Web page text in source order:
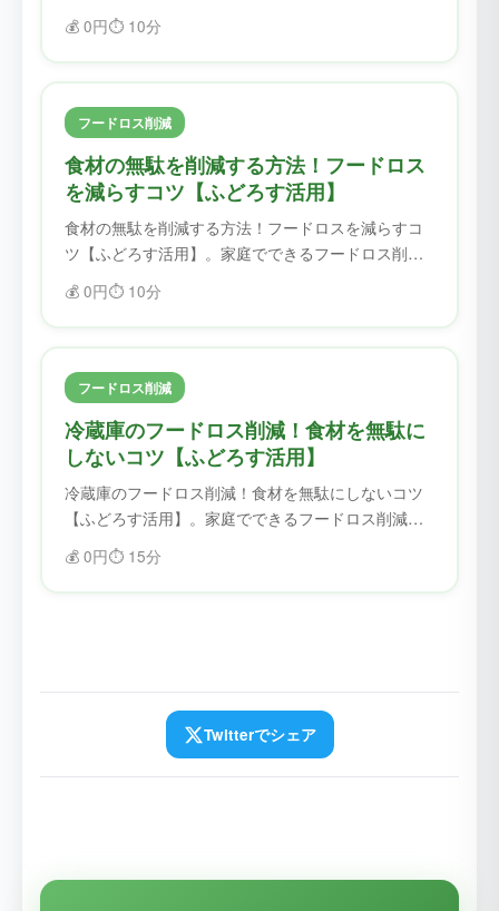
を紹介。ふどろすを使えば、食材を無駄にせず、フ
ードロスを削減できます。
💰 0円⏱️ 10分
フードロス削減
食材の無駄を削減する方法！フードロス
を減らすコツ【ふどろす活用】
食材の無駄を削減する方法！フードロスを減らすコ
ツ【ふどろす活用】。家庭でできるフードロス削減
のコツを紹介。ふどろすを使えば、食材を無駄にせ
ず、フードロスを削減できます。
💰 0円⏱️ 10分
フードロス削減
冷蔵庫のフードロス削減！食材を無駄に
しないコツ【ふどろす活用】
冷蔵庫のフードロス削減！食材を無駄にしないコツ
【ふどろす活用】。家庭でできるフードロス削減の
コツを紹介。ふどろすを使えば、食材を無駄にせ
ず、フードロスを削減できます。
💰 0円⏱️ 15分
Twitterでシェア